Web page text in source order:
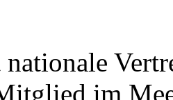
im